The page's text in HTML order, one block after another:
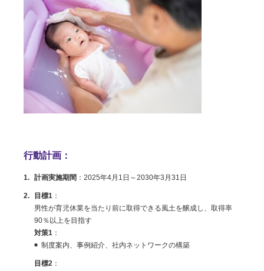
行動計画：
計画実施期間 ： 2025年4月1日～2030年3月31日
目標1 ：
男性が育児休業を当たり前に取得できる風土を醸成し、取得率
90％以上を目指す
対策1 ：
制度案内、事例紹介、社内ネットワークの構築
目標2 ：